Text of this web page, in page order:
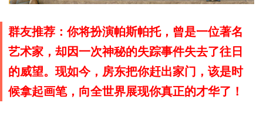
群友推荐：你将扮演帕斯帕托，曾是一位著名
艺术家，却因一次神秘的失踪事件失去了往日
的威望。现如今，房东把你赶出家门，该是时
候拿起画笔，向全世界展现你真正的才华了！